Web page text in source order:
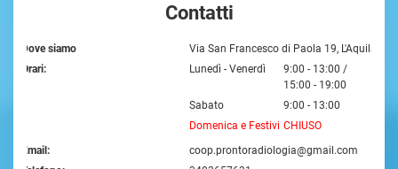
Contatti
Dove siamo
Via San Francesco di Paola 19, L'Aquila
Orari:
Lunedì - Venerdì
9:00 - 13:00 /
15:00 - 19:00
Sabato
9:00 - 13:00
Domenica e Festivi CHIUSO
Email:
coop.prontoradiologia@gmail.com